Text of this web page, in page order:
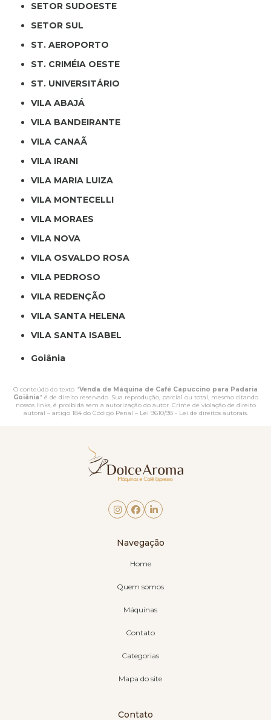
SETOR SUDOESTE
SETOR SUL
ST. AEROPORTO
ST. CRIMÉIA OESTE
ST. UNIVERSITÁRIO
VILA ABAJÁ
VILA BANDEIRANTE
VILA CANAÃ
VILA IRANI
VILA MARIA LUIZA
VILA MONTECELLI
VILA MORAES
VILA NOVA
VILA OSVALDO ROSA
VILA PEDROSO
VILA REDENÇÃO
VILA SANTA HELENA
VILA SANTA ISABEL
Goiânia
O conteúdo do texto "Venda de Máquina de Café Capuccino para Padaria
Goiânia" é de direito reservado. Sua reprodução, parcial ou total, mesmo citando
nossos links, é proibida sem a autorização do autor. Crime de violação de direito
autoral – artigo 184 do Código Penal – Lei 9610/98 - Lei de direitos autorais.
Navegação
Home
Quem somos
Máquinas
Contato
Categorias
Mapa do site
Contato